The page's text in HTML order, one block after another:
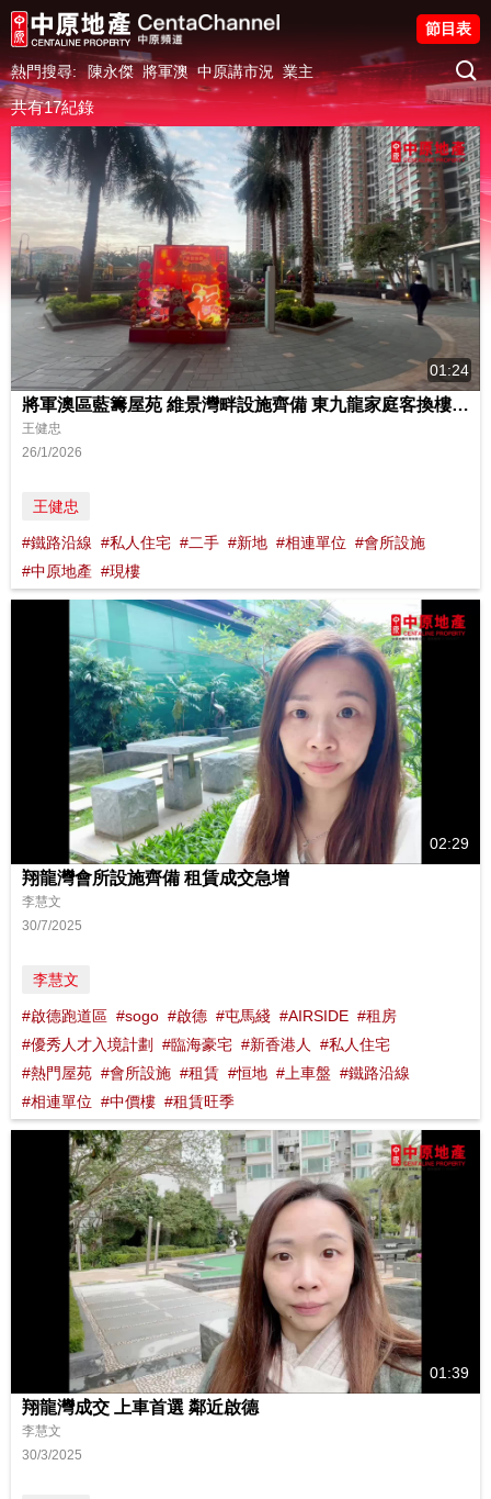
熱門搜尋: 陳永傑 將軍澳 中原講市況 業主
節目表
共有17紀錄
01:24
將軍澳區藍籌屋苑 維景灣畔設施齊備 東九龍家庭客換樓客至愛
王健忠
26/1/2026
王健忠
#鐵路沿線 #私人住宅 #二手 #新地 #相連單位 #會所設施
#中原地產 #現樓
02:29
翔龍灣會所設施齊備 租賃成交急增
李慧文
30/7/2025
李慧文
#啟德跑道區 #sogo #啟德 #屯馬綫 #AIRSIDE #租房
#優秀人才入境計劃 #臨海豪宅 #新香港人
#私人住宅
#熱門屋苑 #會所設施 #租賃 #恒地 #上車盤 #鐵路沿線
#相連單位 #中價樓 #租賃旺季
01:39
翔龍灣成交 上車首選 鄰近啟德
李慧文
30/3/2025